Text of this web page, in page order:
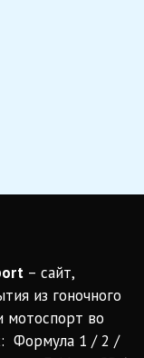
– сайт,
из гоночного
мотоспорт во
Формула 1 / 2 /